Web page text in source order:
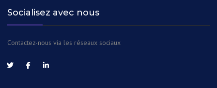
Socialisez avec nous
Contactez-nous via les réseaux sociaux